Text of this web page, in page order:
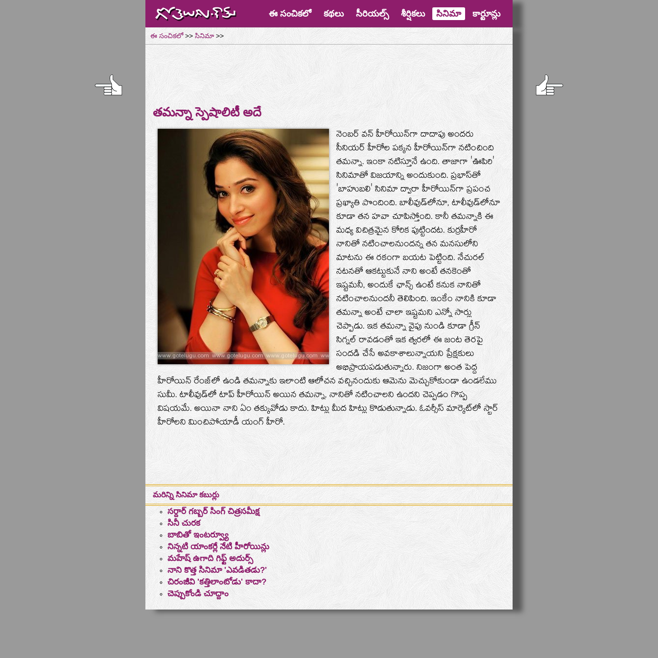
ఈ సంచికలో కథలు సీరియల్స్ శీర్షికలు సినిమా కార్టూన్లు
ఈ సంచికలో>> సినిమా >>
తమన్నా స్పెషాలిటీ అదే
నెంబర్‌ వన్‌ హీరోయిన్‌గా దాదాపు అందరు
సీనియర్‌ హీరోల పక్కన హీరోయిన్‌గా నటించింది
తమన్నా. ఇంకా నటిస్తూనే ఉంది. తాజాగా 'ఊపిరి'
సినిమాతో విజయాన్ని అందుకుంది. ప్రభాస్‌తో
'బాహుబలి' సినిమా ద్వారా హీరోయిన్‌గా ప్రపంచ
ప్రఖ్యాతి పొందింది. బాలీవుడ్‌లోనూ, టాలీవుడ్‌లోనూ
కూడా తన హవా చూపిస్తోంది. కానీ తమన్నాకి ఈ
మధ్య విచిత్రమైన కోరిక పుట్టిందట. కుర్రహీరో
నానితో నటించాలనుందన్న తన మనసులోని
మాటను ఈ రకంగా బయట పెట్టింది. నేచురల్‌
నటనతో ఆకట్టుకునే నాని అంటే తనకెంతో
ఇష్టమనీ, అందుకే ఛాన్స్‌ ఉంటే కనుక నానితో
నటించాలనుందనీ తెలిపింది. ఇంకేం నానికి కూడా
తమన్నా అంటే చాలా ఇష్టమని ఎన్నో సార్లు
చెప్పాడు. ఇక తమన్నా వైపు నుండి కూడా గ్రీన్‌
సిగ్నల్‌ రావడంతో ఇక త్వరలో ఈ జంట తెరపై
సందడి చేసే అవకాశాలున్నాయని ప్రేక్షకులు
అభిప్రాయపడుతున్నారు. నిజంగా అంత పెద్ద
హీరోయిన్‌ రేంజ్‌లో ఉండి తమన్నాకు ఇలాంటి ఆలోచన వచ్చినందుకు ఆమెను మెచ్చుకోకుండా ఉండలేము
సుమీ. టాలీవుడ్‌లో టాప్‌ హీరోయిన్‌ అయిన తమన్నా, నానితో నటించాలని ఉందని చెప్పడం గొప్ప
విషయమే. అయినా నాని ఏం తక్కువోడు కాదు. హిట్లు మీద హిట్లు కొడుతున్నాడు. ఓవర్సీస్‌ మార్కెట్‌లో స్టార్‌
హీరోలని మించిపోయాడీ యంగ్‌ హీరో.
మరిన్ని సినిమా కబుర్లు
సర్దార్ గబ్బర్ సింగ్ చిత్రసమీక్ష
సినీ చురక
బాబితో ఇంటర్వ్యూ
నిన్నటి యాంకర్లే నేటి హీరోయిన్లు
మహేష్‌ ఉగాది గిఫ్ట్‌ అదుర్స్‌
నాని కొత్త సినిమా 'ఎవడితడు?'
చిరంజీవి 'కత్తిలాంటోడు' కాదా?
చెప్పుకోండి చూద్దాం